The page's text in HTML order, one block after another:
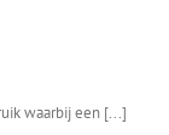
waarbij een [...]